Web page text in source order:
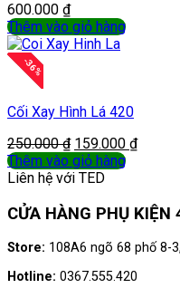
600.000 ₫
Thêm vào giỏ hàng
-
36
%
Cối Xay Hình Lá 420
250.000₫ 159.000 ₫
Thêm vào giỏ hàng
Liên hệ với TED
CỬA HÀNG PHỤ KIỆN
Store: 108A6 ngõ 68 phố 8-
Hotline: 0367.555.420